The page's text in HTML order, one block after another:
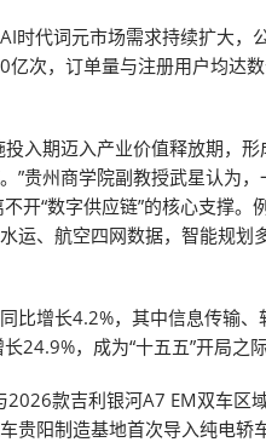
时代词元市场需求持续扩大，
次，订单量与注册用户均达
入期迈入产业价值释放期，
”贵州商学院副教授武星认为
开“数字供应链”的核心支撑。
运、航空四网数据，智能规划
比增长4.2%，其中信息传输
24.9%，成为“十五五”开局之
2026款吉利银河A7 EM双车区
贵阳制造基地首次导入纯电轿